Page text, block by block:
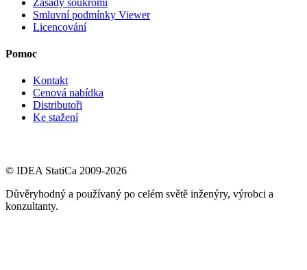
Smluvní podmínky Viewer
Licencování
Pomoc
Kontakt
Cenová nabídka
Distributoři
Ke stažení
© IDEA StatiCa 2009-2026
Důvěryhodný a používaný po celém světě inženýry, výrobci a
konzultanty.